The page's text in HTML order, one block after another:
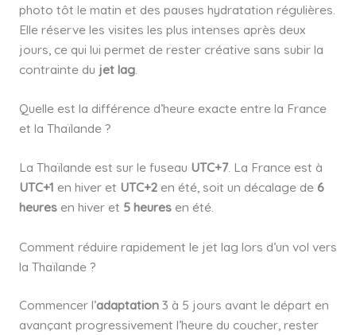
photo tôt le matin et des pauses hydratation régulières.
Elle réserve les visites les plus intenses après deux
jours, ce qui lui permet de rester créative sans subir la
contrainte du jet lag.
Quelle est la différence d’heure exacte entre la France
et la Thaïlande ?
La Thaïlande est sur le fuseau UTC+7. La France est à
UTC+1 en hiver et UTC+2en été, soit un décalage de 6
heuresen hiver et 5 heuresen été.
Comment réduire rapidement le jet lag lors d’un vol vers
la Thaïlande ?
Commencer l’adaptation3 à 5 jours avant le départ en
avançant progressivement l’heure du coucher, rester